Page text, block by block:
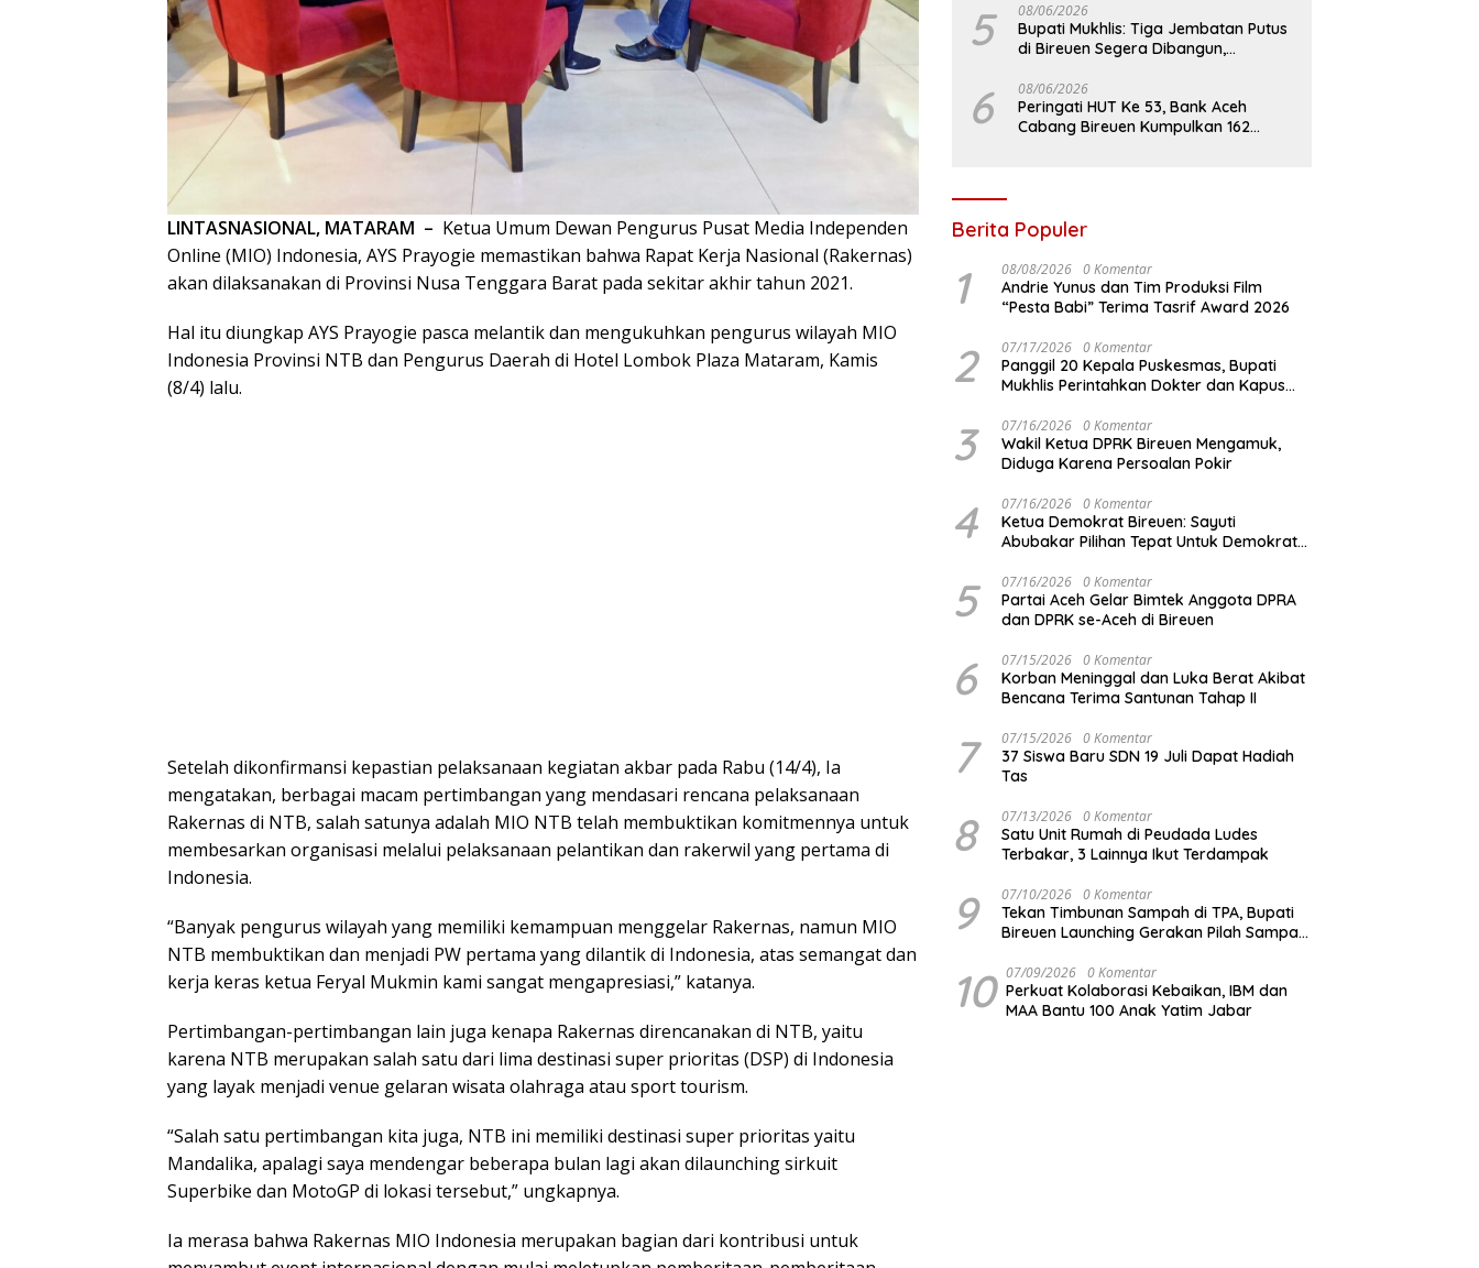
LINTASNASIONAL, MATARAM – Ketua Umum Dewan Pengurus Pusat Media Independen
Online (MIO) Indonesia, AYS Prayogie memastikan bahwa Rapat Kerja Nasional (Rakernas)
akan dilaksanakan di Provinsi Nusa Tenggara Barat pada sekitar akhir tahun 2021.
Hal itu diungkap AYS Prayogie pasca melantik dan mengukuhkan pengurus wilayah MIO
Indonesia Provinsi NTB dan Pengurus Daerah di Hotel Lombok Plaza Mataram, Kamis
(8/4) lalu.
Setelah dikonfirmansi kepastian pelaksanaan kegiatan akbar pada Rabu (14/4), Ia
mengatakan, berbagai macam pertimbangan yang mendasari rencana pelaksanaan
Rakernas di NTB, salah satunya adalah MIO NTB telah membuktikan komitmennya untuk
membesarkan organisasi melalui pelaksanaan pelantikan dan rakerwil yang pertama di
Indonesia.
“Banyak pengurus wilayah yang memiliki kemampuan menggelar Rakernas, namun MIO
NTB membuktikan dan menjadi PW pertama yang dilantik di Indonesia, atas semangat dan
kerja keras ketua Feryal Mukmin kami sangat mengapresiasi,” katanya.
Pertimbangan-pertimbangan lain juga kenapa Rakernas direncanakan di NTB, yaitu
karena NTB merupakan salah satu dari lima destinasi super prioritas (DSP) di Indonesia
yang layak menjadi venue gelaran wisata olahraga atau sport tourism.
“Salah satu pertimbangan kita juga, NTB ini memiliki destinasi super prioritas yaitu
Mandalika, apalagi saya mendengar beberapa bulan lagi akan dilaunching sirkuit
Superbike dan MotoGP di lokasi tersebut,” ungkapnya.
Ia merasa bahwa Rakernas MIO Indonesia merupakan bagian dari kontribusi untuk
5 08/06/2026
Bupati Mukhlis: Tiga Jembatan Putus
di Bireuen Segera Dibangun,
6 08/06/2026
Peringati HUT Ke 53, Bank Aceh
Cabang Bireuen Kumpulkan 162
Berita Populer
1 08/08/2026 0 Komentar
Andrie Yunus dan Tim Produksi Film
“Pesta Babi” Terima Tasrif Award 2026
2 07/17/2026 0 Komentar
Panggil 20 Kepala Puskesmas, Bupati
Mukhlis Perintahkan Dokter dan Kapus
3 07/16/2026 0 Komentar
Wakil Ketua DPRK Bireuen Mengamuk,
Diduga Karena Persoalan Pokir
4 07/16/2026 0 Komentar
Ketua Demokrat Bireuen: Sayuti
Abubakar Pilihan Tepat Untuk Demokrat
5 07/16/2026 0 Komentar
Partai Aceh Gelar Bimtek Anggota DPRA
dan DPRK se-Aceh di Bireuen
6 07/15/2026 0 Komentar
Korban Meninggal dan Luka Berat Akibat
Bencana Terima Santunan Tahap II
7 07/15/2026 0 Komentar
37 Siswa Baru SDN 19 Juli Dapat Hadiah
Tas
8 07/13/2026 0 Komentar
Satu Unit Rumah di Peudada Ludes
Terbakar, 3 Lainnya Ikut Terdampak
9 07/10/2026 0 Komentar
Tekan Timbunan Sampah di TPA, Bupati
Bireuen Launching Gerakan Pilah Sampah
10 07/09/2026 0 Komentar
Perkuat Kolaborasi Kebaikan, IBM dan
MAA Bantu 100 Anak Yatim Jabar